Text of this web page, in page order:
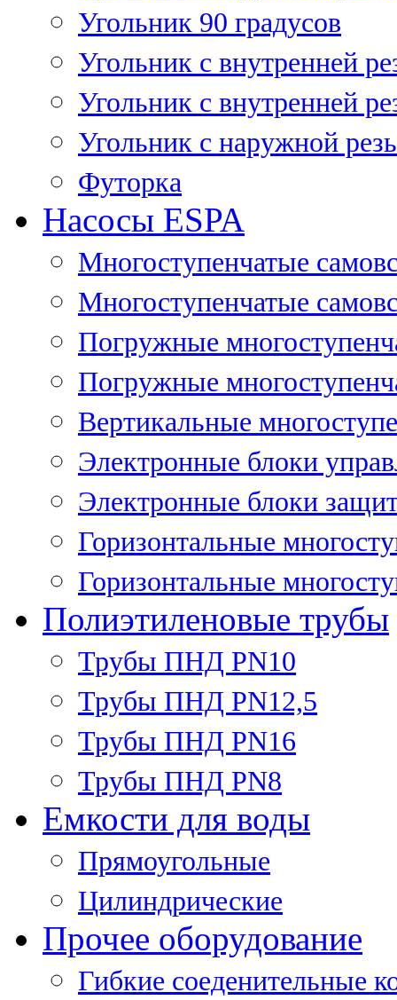
Угольник 90 градусов
Угольник c внутренней
Угольник с внутренней
Угольник с наружной
Футорка
Насосы ESPA
Многоступенчатые
Многоступенчатые
Погружные
Погружные
Вертикальные
Электронные блоки
Электронные блоки
Горизонтальные
Горизонтальные
Полиэтиленовые трубы
Трубы ПНД PN10
Трубы ПНД PN12,5
Трубы ПНД PN16
Трубы ПНД PN8
Емкости для воды
Прямоугольные
Цилиндрические
Прочее оборудование
Гибкие соеденительные